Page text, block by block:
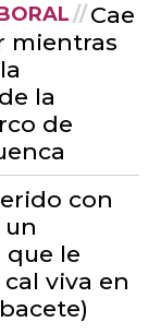
Cae
mientras
la
de
con
un
que le
viva en